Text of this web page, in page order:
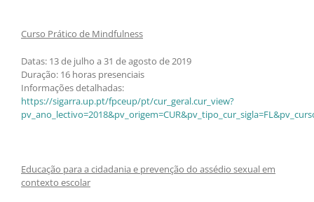
Curso Prático de Mindfulness
Datas: 13 de julho a 31 de agosto de 2019
Duração: 16 horas presenciais
Informações detalhadas:
https://sigarra.up.pt/fpceup/pt/cur_geral.cur_view?
Educação para a cidadania e prevenção do assédio sexual em
contexto escolar